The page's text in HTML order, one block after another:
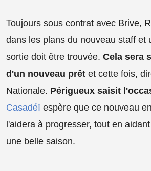
Toujours sous contrat avec Brive,
dans les plans du nouveau staff et
sortie doit être trouvée. Cela sera
d'un nouveau prêt et cette fois,
Nationale. Périgueux saisit
Casadéï espère que ce nouveau
l'aidera à progresser, tout en
une belle saison.